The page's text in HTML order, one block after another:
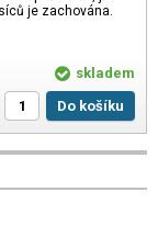
je zachována.
skladem
Do košíku